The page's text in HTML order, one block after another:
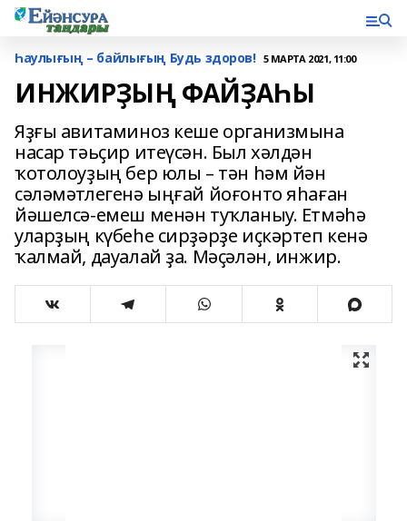
Һаулығың – байлығың Будь здоров! 5 МАРТА 2021, 11:00
ИНЖИРҘЫҢ ФАЙҘАҺЫ
Яҙғы авитаминоз кеше организмына
насар тәьҫир итеүсән. Был хәлдән
ҡотолоуҙың бер юлы – тән һәм йән
сәләмәтлегенә ыңғай йоғонто яһаған
йәшелсә-емеш менән туҡланыу. Етмәһә
уларҙың күбеһе сирҙәрҙе иҫкәртеп кенә
ҡалмай, дауалай ҙа. Мәҫәлән, инжир.